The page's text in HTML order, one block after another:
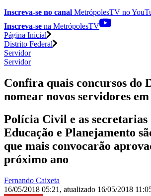
Inscreva-se no canal MetrópolesTV no
Inscreva-se na MetrópolesTV
Página Inicial
Distrito Federal
Servidor
Servidor
Confira quais concursos do
nomear novos servidores em
Polícia Civil e as secretarias
Educação e Planejamento
que mais convocarão
próximo ano
Fernando Caixeta
16/05/2018 05:21 , atualizado 16/05/2018